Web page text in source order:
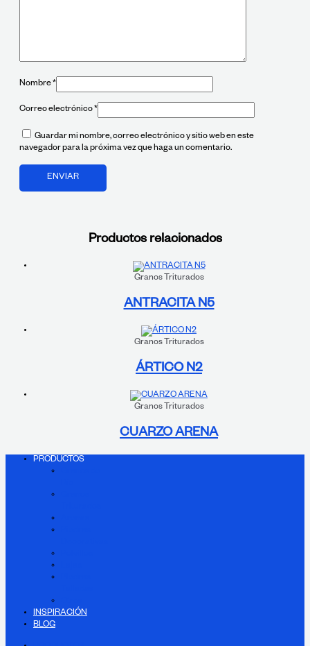
Nombre *
Correo electrónico*
Guardar mi nombre, correo electrónico y sitio web en este
navegador para la próxima vez que haga un comentario.
Productos relacionados
Granos Triturados
ANTRACITA N5
Granos Triturados
ÁRTICO N2
Granos Triturados
CUARZO ARENA
PRODUCTOS
INSPIRACIÓN
BLOG